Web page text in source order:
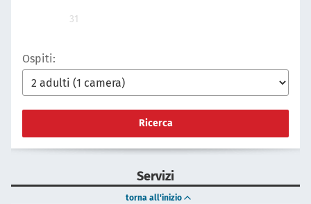
31
Ospiti:
Ricerca
Servizi
torna all'inizio